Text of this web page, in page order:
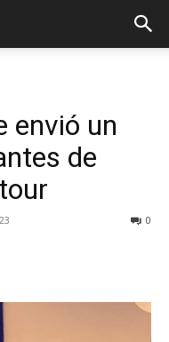
envió un
de
0